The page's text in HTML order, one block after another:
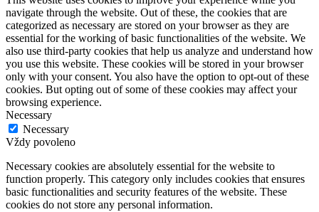
navigate through the website. Out of these, the cookies that are
categorized as necessary are stored on your browser as they are
essential for the working of basic functionalities of the website. We
also use third-party cookies that help us analyze and understand how
you use this website. These cookies will be stored in your browser
only with your consent. You also have the option to opt-out of these
cookies. But opting out of some of these cookies may affect your
browsing experience.
Necessary
Necessary
Vždy povoleno
Necessary cookies are absolutely essential for the website to
function properly. This category only includes cookies that ensures
basic functionalities and security features of the website. These
cookies do not store any personal information.